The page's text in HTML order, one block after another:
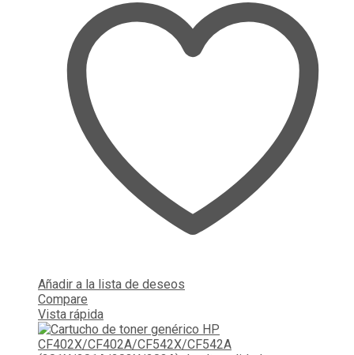
Añadir a la lista de deseos
Compare
Vista rápida